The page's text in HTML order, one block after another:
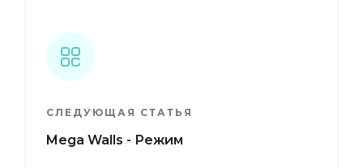
СЛЕДУЮЩАЯ СТАТЬЯ
Mega Walls - Режим